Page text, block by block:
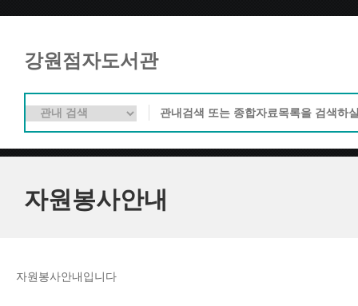
강원점자도서관
자원봉사안내
자원봉사안내입니다